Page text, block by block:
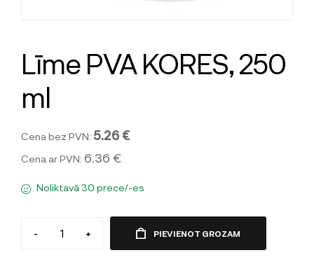
Līme PVA KORES, 250
ml
Cena bez PVN: 5.26 €
Cena ar PVN: 6.36 €
Noliktavā 30 prece/-es
- + PIEVIENOT GROZAM